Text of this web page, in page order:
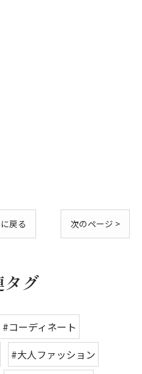
戻る 次のページ >
タグ
#コーディネート
#大人ファッション